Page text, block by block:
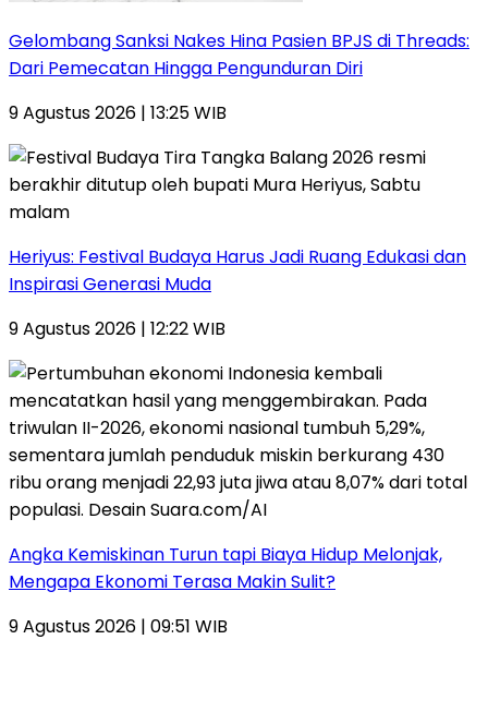
Gelombang Sanksi Nakes Hina Pasien BPJS di Threads:
Dari Pemecatan Hingga Pengunduran Diri
9 Agustus 2026 | 13:25 WIB
Heriyus: Festival Budaya Harus Jadi Ruang Edukasi dan
Inspirasi Generasi Muda
9 Agustus 2026 | 12:22 WIB
Angka Kemiskinan Turun tapi Biaya Hidup Melonjak,
Mengapa Ekonomi Terasa Makin Sulit?
9 Agustus 2026 | 09:51 WIB